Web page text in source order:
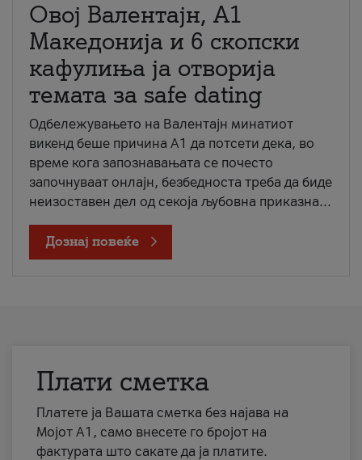
Овој Валентајн, A1
Македонија и 6 скопски
кафулиња ја отворија
темата за safe dating
Одбележувањето на Валентајн минатиот
викенд беше причина А1 да потсети дека, во
време кога запознавањата се почесто
започнуваат онлајн, безбедноста треба да биде
неизоставен дел од секоја љубовна приказна...
Дознај повеќе
Плати сметка
Платете ја Вашата сметка без најава на
Мојот А1, само внесете го бројот на
фактурата што сакате да ја платите.